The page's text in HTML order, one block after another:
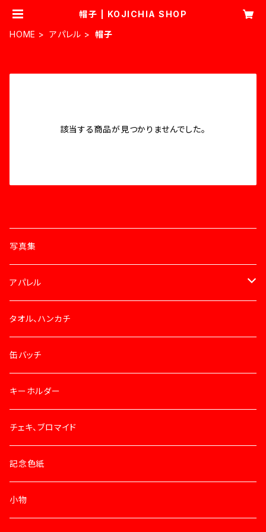
帽子 | KOJICHIA SHOP
HOME
アパレル 帽子
該当する商品が見つかりませんでした。
写真集
アパレル
Tシャツ
バッグ
帽子
タオル、ハンカチ
缶バッチ
キーホルダー
チェキ、ブロマイド
記念色紙
小物